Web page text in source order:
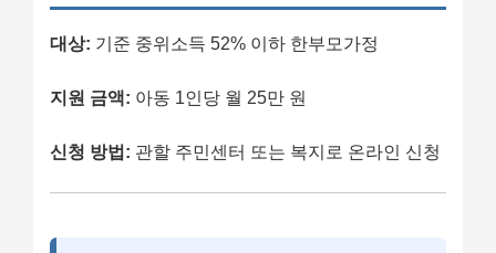
대상: 기준 중위소득 52% 이하 한부모가정
지원 금액: 아동 1인당 월 25만 원
신청 방법: 관할 주민센터 또는 복지로 온라인 신청